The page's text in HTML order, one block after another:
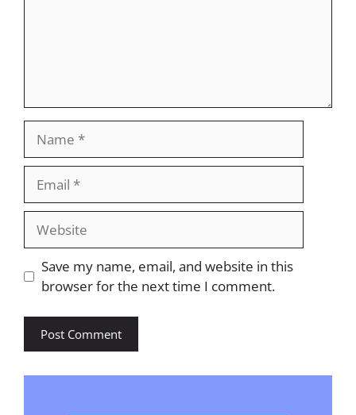
Website
Save my name, email, and website in this
browser for the next time I comment.